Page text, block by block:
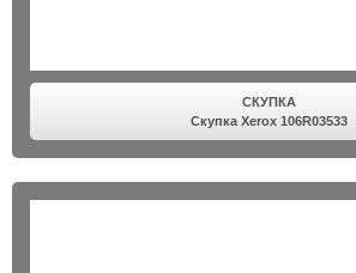
СКУПКА
Скупка Xerox 106R03533